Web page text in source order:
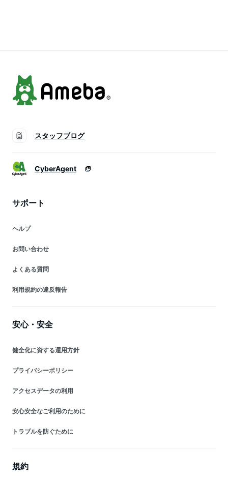
スタッフブログ
CyberAgent
サポート
ヘルプ
お問い合わせ
よくある質問
利用規約の違反報告
安心・安全
健全化に資する運用方針
プライバシーポリシー
アクセスデータの利用
安心安全なご利用のために
トラブルを防ぐために
規約